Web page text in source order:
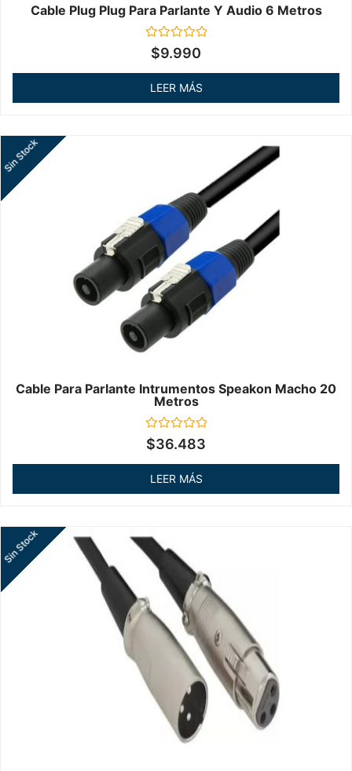
Cable Plug Plug Para Parlante Y Audio 6 Metros
Valorado
en
de
$9.990
LEER MÁS
Cable Para Parlante Intrumentos Speakon Macho 20
Metros
Valorado
en
de
Sin Stock
$36.483
LEER MÁS
Sin Stock